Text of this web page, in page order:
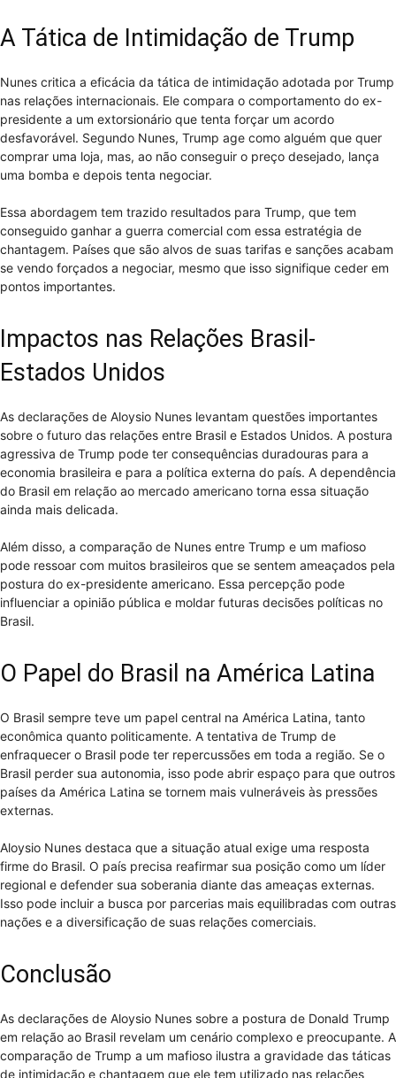
A Tática de Intimidação de Trump
Nunes critica a eficácia da tática de intimidação adotada por Trump
nas relações internacionais. Ele compara o comportamento do ex-
presidente a um extorsionário que tenta forçar um acordo
desfavorável. Segundo Nunes, Trump age como alguém que quer
comprar uma loja, mas, ao não conseguir o preço desejado, lança
uma bomba e depois tenta negociar.
Essa abordagem tem trazido resultados para Trump, que tem
conseguido ganhar a guerra comercial com essa estratégia de
chantagem. Países que são alvos de suas tarifas e sanções acabam
se vendo forçados a negociar, mesmo que isso signifique ceder em
pontos importantes.
Impactos nas Relações Brasil-
Estados Unidos
As declarações de Aloysio Nunes levantam questões importantes
sobre o futuro das relações entre Brasil e Estados Unidos. A postura
agressiva de Trump pode ter consequências duradouras para a
economia brasileira e para a política externa do país. A dependência
do Brasil em relação ao mercado americano torna essa situação
ainda mais delicada.
Além disso, a comparação de Nunes entre Trump e um mafioso
pode ressoar com muitos brasileiros que se sentem ameaçados pela
postura do ex-presidente americano. Essa percepção pode
influenciar a opinião pública e moldar futuras decisões políticas no
Brasil.
O Papel do Brasil na América Latina
O Brasil sempre teve um papel central na América Latina, tanto
econômica quanto politicamente. A tentativa de Trump de
enfraquecer o Brasil pode ter repercussões em toda a região. Se o
Brasil perder sua autonomia, isso pode abrir espaço para que outros
países da América Latina se tornem mais vulneráveis às pressões
externas.
Aloysio Nunes destaca que a situação atual exige uma resposta
firme do Brasil. O país precisa reafirmar sua posição como um líder
regional e defender sua soberania diante das ameaças externas.
Isso pode incluir a busca por parcerias mais equilibradas com outras
nações e a diversificação de suas relações comerciais.
Conclusão
As declarações de Aloysio Nunes sobre a postura de Donald Trump
em relação ao Brasil revelam um cenário complexo e preocupante. A
comparação de Trump a um mafioso ilustra a gravidade das táticas
de intimidação e chantagem que ele tem utilizado nas relações